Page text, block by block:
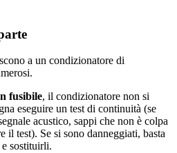
a un condizionatore di
fusibile, il condizionatore non si
eseguire un test di continuità (se
acustico, sappi che non è colpa
test). Se si sono danneggiati, basta
sostituirli.